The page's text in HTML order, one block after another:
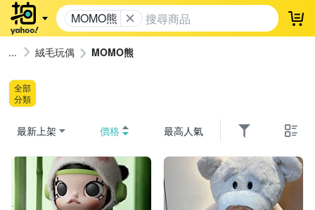
MOMO熊 登
絨毛玩偶 MOMO熊
全部
分類
最新上架 價格 最高人氣